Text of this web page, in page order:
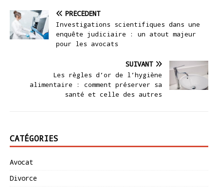
PRÉCÉDENT
Investigations scientifiques dans une
enquête judiciaire : un atout majeur
pour les avocats
SUIVANT
Les règles d’or de l’hygiène
alimentaire : comment préserver sa
santé et celle des autres
CATÉGORIES
Avocat
Divorce